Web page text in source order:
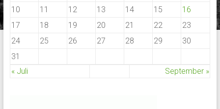
10
11 12 13 14 15
16
17
18 19 20 21 22
23
24
25 26 27 28 29
30
31
« Juli
September »